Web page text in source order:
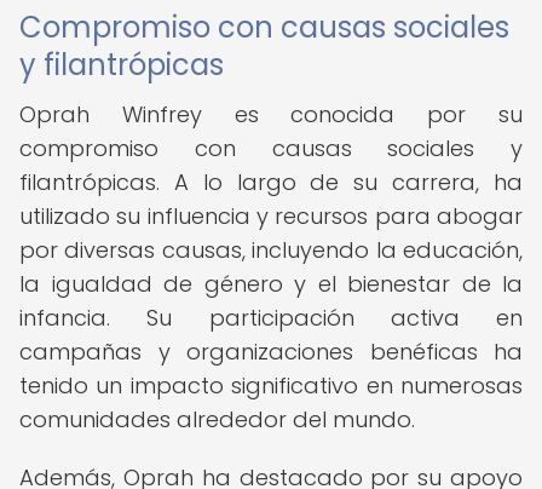
Compromiso con causas sociales
y filantrópicas
Oprah Winfrey es conocida por su
compromiso con causas sociales y
filantrópicas. A lo largo de su carrera, ha
utilizado su influencia y recursos para abogar
por diversas causas, incluyendo la educación,
la igualdad de género y el bienestar de la
infancia. Su participación activa en
campañas y organizaciones benéficas ha
tenido un impacto significativo en numerosas
comunidades alrededor del mundo.
Además, Oprah ha destacado por su apoyo